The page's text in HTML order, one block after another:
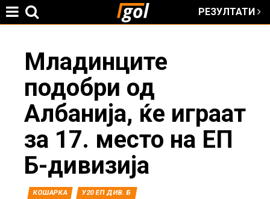
РЕЗУЛТАТИ
here
Младинците
подобри од
Албанија, ќе играат
за 17. место на ЕП
Б-дивизија
КОШАРКА У20 ЕП ДИВ. Б